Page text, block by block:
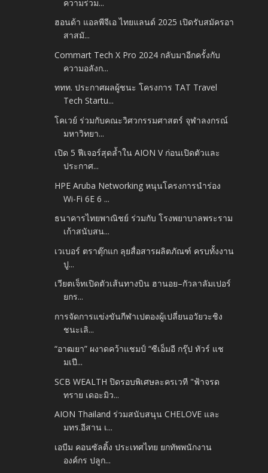
ความร่วม...
ฮอนด้า แอลพีจีเอ ไทยแลนด์ 2025 เปิดรับสมัครอา
สาสมั...
Commart Tech X Pro 2024 กลับมาอีกครั้งกับ
ความอลังก...
ททท. ประกาศผลผู้ชนะ โครงการ TAT Travel
Tech Startu...
โคเวย์ ร่วมกับคณะวิศวกรรมศาสตร์ จุฬาลงกรณ์
มหาวิทยา...
เปิด 5 ฟีเจอร์สุดล้ำใน AION V ก่อนเปิดตัวและ
ประกาศ...
HPE Aruba Networking หนุนโครงการนำร่อง
Wi-Fi 6E 6 ...
ธนาคารไทยพาณิชย์ ร่วมกับ โรงพยาบาลพระราม
เก้าสนับสน...
เวเบอร์ ตราตุ๊กแก ลุยสื่อสารผลิตภัณฑ์ ครบทั้งงาน
ปู...
เวียตเจ็ทเปิดตัวเส้นทางบิน ฮานอย–กัวลาลัมเปอร์
ยกร...
การจัดการแข่งขันกีฬาเปตองผู้เปลี่ยนอวัยวะชิง
ชนะเลิ...
“อาฒยา” ผงาดคว้าแชมป์ “ซีเอ็มอี กรุ๊ป ทัวร์ แช
มเปี...
SCB WEALTH ปิดรอบพิเศษละครเวที "ฟ้าจรด
ทราย เดอะมิว...
AION Thailand ร่วมสนับสนุน CHELOVE และ
มทร.อีสาน เ...
เอบีม คอนซัลติ้ง ประเทศไทย ยกทัพพนักงาน
องค์กร ปลูก...